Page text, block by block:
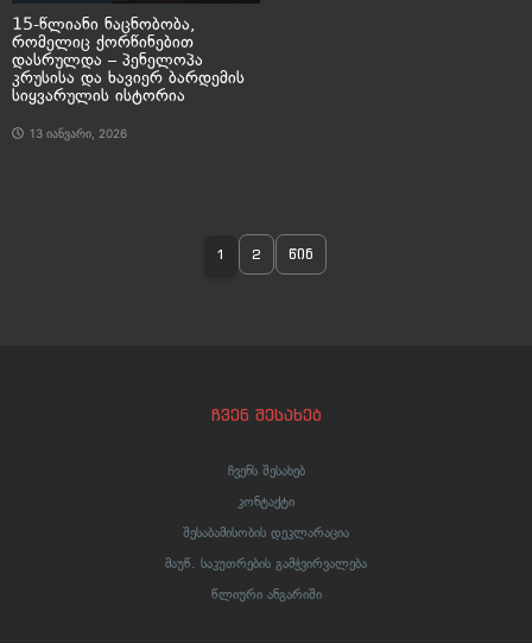
15-წლიანი ნაცნობობა,
რომელიც ქორწინებით
დასრულდა – პენელოპა
კრუსისა და ხავიერ ბარდემის
სიყვარულის ისტორია
13 იანვარი, 2026
1 2 წინ
ჩვენ შესახებ
ჩვენს შესახებ
კონტაქტი
შესაბამისობის დეკლარაცია
მაუწ. საკუთრების გამჭვირვალება
წლიური ანგარიში